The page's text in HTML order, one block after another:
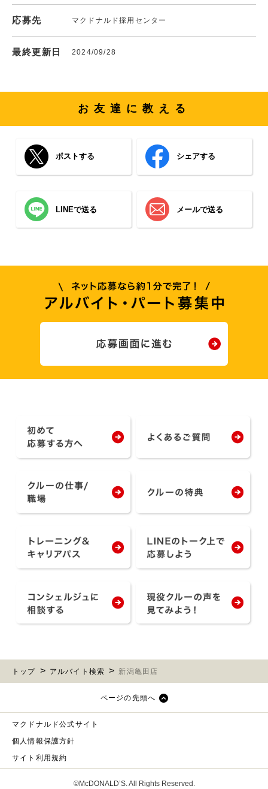
応募先 マクドナルド採用センター
最終更新日 2024/09/28
お友達に教える
ポストする シェアする
LINEで送る メールで送る
トップ アルバイト検索 新潟亀田店
ページの先頭へ
マクドナルド公式サイト
個人情報保護方針
サイト利用規約
©McDONALD’S. All Rights Reserved.